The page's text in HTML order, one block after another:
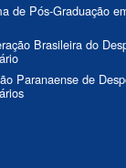
de Pós-Graduação
Brasileira do
Paranaense de